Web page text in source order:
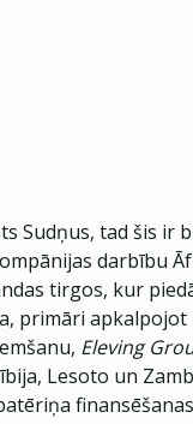
Sudņus, tad šis ir
darbību
tirgos, kur
primāri
Eleving
Lesoto un